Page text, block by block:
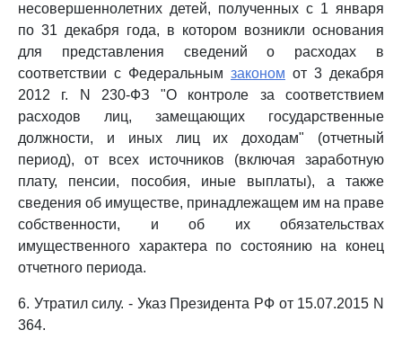
несовершеннолетних детей, полученных с 1 января
по 31 декабря года, в котором возникли основания
для представления сведений о расходах в
соответствии с Федеральным законом от 3 декабря
2012 г. N 230-ФЗ "О контроле за соответствием
расходов лиц, замещающих государственные
должности, и иных лиц их доходам" (отчетный
период), от всех источников (включая заработную
плату, пенсии, пособия, иные выплаты), а также
сведения об имуществе, принадлежащем им на праве
собственности, и об их обязательствах
имущественного характера по состоянию на конец
отчетного периода.
6. Утратил силу. - Указ Президента РФ от 15.07.2015 N
364.